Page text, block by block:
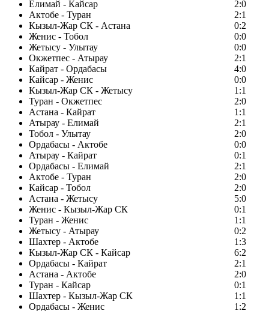
Елимай - Кайсар
2:0
Актобе - Туран
2:1
Кызыл-Жар СК - Астана
0:2
Женис - Тобол
0:0
Жетысу - Улытау
0:0
Окжетпес - Атырау
2:1
Кайрат - Ордабасы
4:0
Кайсар - Женис
0:0
Кызыл-Жар СК - Жетысу
1:1
Туран - Окжетпес
2:0
Астана - Кайрат
1:1
Атырау - Елимай
2:1
Тобол - Улытау
2:0
Ордабасы - Актобе
0:0
Атырау - Кайрат
0:1
Ордабасы - Елимай
2:1
Актобе - Туран
2:0
Кайсар - Тобол
2:0
Астана - Жетысу
5:0
Женис - Кызыл-Жар СК
0:1
Туран - Женис
1:1
Жетысу - Атырау
0:2
Шахтер - Актобе
1:3
Кызыл-Жар СК - Кайсар
6:2
Ордабасы - Кайрат
2:1
Астана - Актобе
2:0
Туран - Кайсар
0:1
Шахтер - Кызыл-Жар СК
1:1
Ордабасы - Женис
1:2